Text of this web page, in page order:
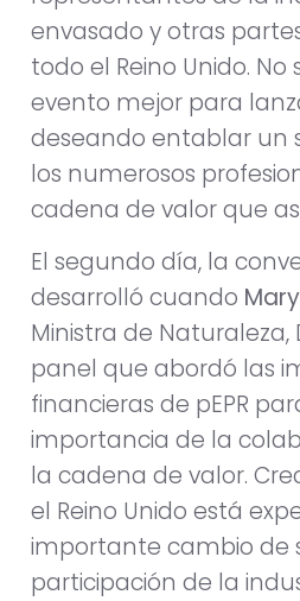
envasado y otras
todo el Reino Unido.
evento mejor para
deseando entablar un
los numerosos
cadena de valor que
El segundo día, la
desarrolló cuando
Ministra de Naturaleza,
panel que abordó las
financieras de pEPR
importancia de la
la cadena de valor.
el Reino Unido está
importante cambio de
participación de la